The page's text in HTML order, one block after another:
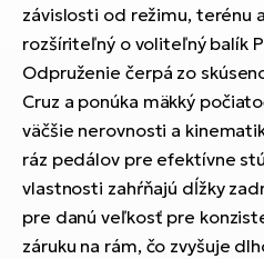
závislosti od režimu, terénu
rozšíriteľný o voliteľný balík
Odpruženie čerpá zo
Cruz a ponúka mäkký
väčšie nerovnosti a
ráz pedálov pre efektívne
vlastnosti zahŕňajú dĺžky
pre danú veľkosť pre
záruku na rám, čo zvyšuje